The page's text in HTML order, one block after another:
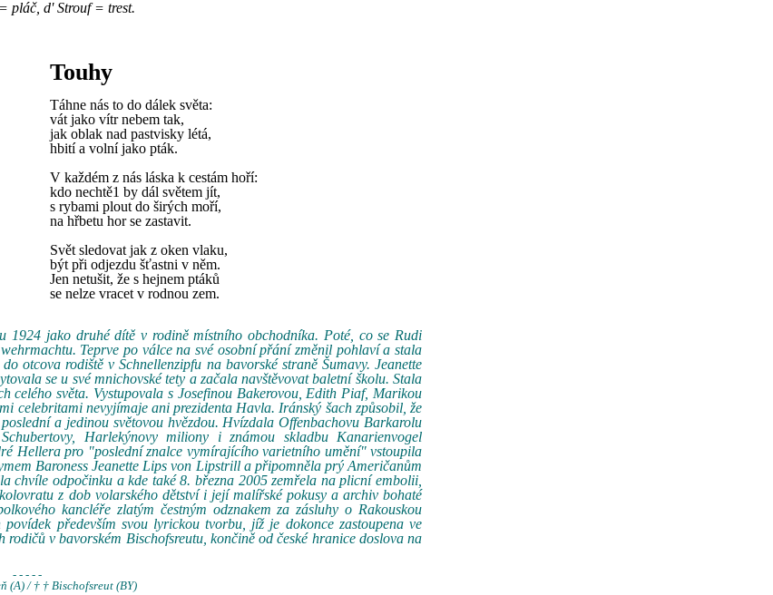
pláč, d' Strouf = trest.
Touhy
Táhne nás to do dálek světa:
vát jako vítr nebem tak,
jak oblak nad pastvisky létá,
hbití a volní jako pták.
V každém z nás láska k cestám hoří:
kdo nechtě1 by dál světem jít,
s rybami plout do širých moří,
na hřbetu hor se zastavit.
Svět sledovat jak z oken vlaku,
být při odjezdu šťastni v něm.
Jen netušit, že s hejnem ptáků
se nelze vracet v rodnou zem.
1924 jako druhé dítě v rodině místního obchodníka. Poté, co se Rudi
Teprve po válce na své osobní přání změnil pohlaví a stala
otcova rodiště v Schnellenzipfu na bavorské straně Šumavy. Jeanette
se u své mnichovské tety a začala navštěvovat baletní školu. Stala
celého světa. Vystupovala s Josefinou Bakerovou, Edith Piaf, Marikou
celebritami nevyjímaje ani prezidenta Havla. Iránský šach způsobil, že
a jedinou světovou hvězdou. Hvízdala Offenbachovu Barkarolu
Harlekýnovy miliony i známou skladbu Kanarienvogel
Hellera pro "poslední znalce vymírajícího varietního umění" vstoupila
Baroness Jeanette Lips von Lipstrill a připomněla prý Američanům
chvíle odpočinku a kde také 8. března 2005 zemřela na plicní embolii,
z dob volarského dětství i její malířské pokusy a archiv bohaté
kancléře zlatým čestným odznakem za zásluhy o Rakouskou
především svou lyrickou tvorbu, jíž je dokonce zastoupena ve
v bavorském Bischofsreutu, končině od české hranice doslova na
- - - - -
(A) / † † Bischofsreut (BY)